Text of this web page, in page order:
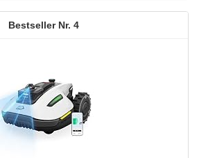
4